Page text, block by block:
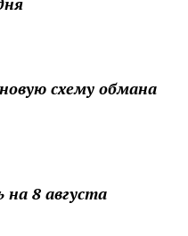
схему обмана
на 8 августа